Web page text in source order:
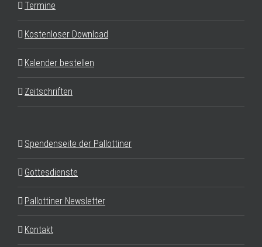
Termine
Kostenloser Download
Kalender bestellen
Zeitschriften
Spendenseite der Pallottiner
Gottesdienste
Pallottiner Newsletter
Kontakt